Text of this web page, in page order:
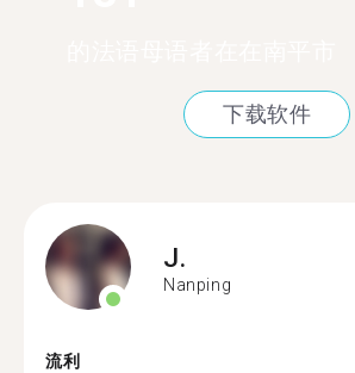
下载软件
J.
Nanping
流利